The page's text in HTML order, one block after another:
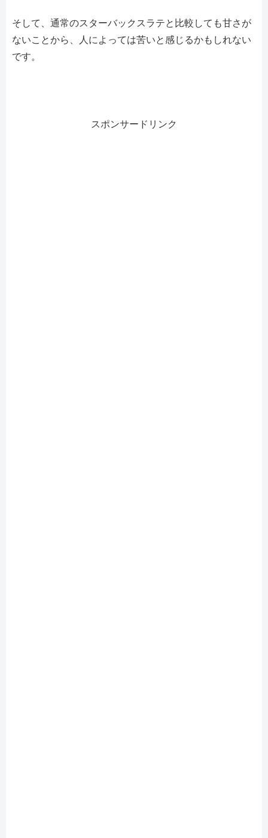
そして、通常のスターバックスラテと比較しても甘さが
ないことから、人によっては苦いと感じるかもしれない
です。
スポンサードリンク